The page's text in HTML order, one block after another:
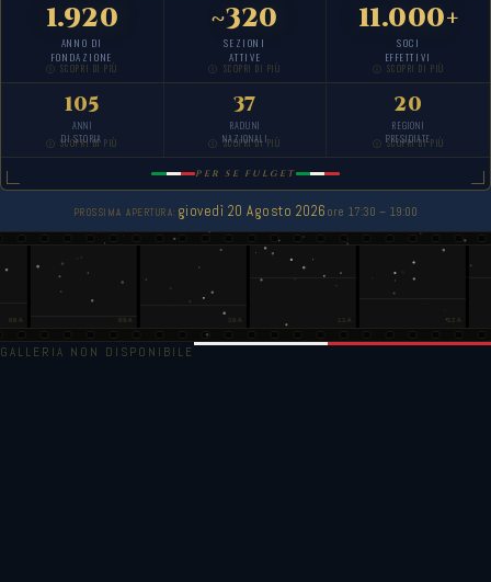
1.920
ANNO DI
FONDAZIONE
Ⓘ SCOPRI DI PIÙ
~320
SEZIONI
ATTIVE
Ⓘ SCOPRI DI PIÙ
11.000+
SOCI
EFFETTIVI
Ⓘ SCOPRI DI PIÙ
105
ANNI
DI STORIA
Ⓘ SCOPRI DI PIÙ
37
RADUNI
NAZIONALI
Ⓘ SCOPRI DI PIÙ
20
REGIONI
PRESIDIATE
Ⓘ SCOPRI DI PIÙ
PER SE FULGET
PROSSIMA APERTURA: giovedì 20 Agosto 2026 ore 17:30 – 19:00
GALLERIA NON DISPONIBILE